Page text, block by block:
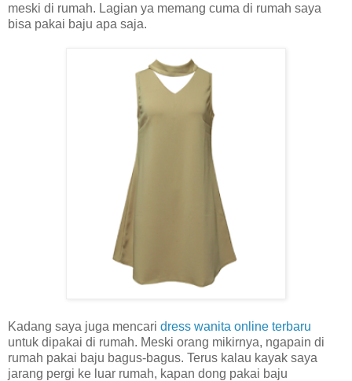
meski di rumah. Lagian ya memang cuma di rumah saya
bisa pakai baju apa saja.
Kadang saya juga mencari dress wanita online terbaru
untuk dipakai di rumah. Meski orang mikirnya, ngapain di
rumah pakai baju bagus-bagus. Terus kalau kayak saya
jarang pergi ke luar rumah, kapan dong pakai baju